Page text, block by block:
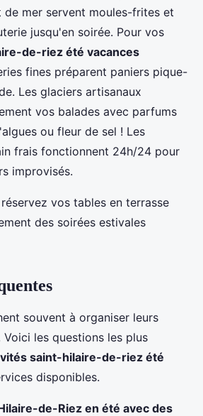
de mer servent moules-frites et
jusqu'en soirée. Pour vos
de-riez été vacances
fines préparent paniers pique-
Les glaciers artisanaux
vos balades avec parfums
ou fleur de sel ! Les
frais fonctionnent 24h/24 pour
improvisés.
réservez vos tables en terrasse
des soirées estivales
souvent à organiser leurs
Voici les questions les plus
saint-hilaire-de-riez été
disponibles.
de-Riez en été avec des